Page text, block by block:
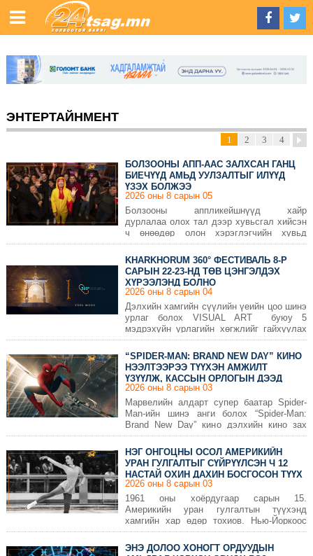
ЭНТЕРТАЙНМЕНТ
1 2 3 4
БОЛЗООНЫ АПП-ААС ЗАЛХСАН ГАНЦ
БИЕЧҮҮД АМЬД УУЛЗАЛТЫГ ИЛҮҮД
ҮЗЭХ БОЛЖЭЭ
2026 оны 8 сарын 05
Болзооны аппликейшнүүд хайр
дурлалаа олох тал дээр хувьсгал хийсэн
ч өнөөдөр олон хэрэглэгчийн хувьд
эсрэгээрээ сэтгэл зүйн дарамт,
ядаргааны эх үүсвэр болоод байна.
KHARKHORUM 360° ФЕСТИВАЛЬ 8-Р
САРЫН 22-23-НД ТӨВ ЦЭНГЭЛДЭХ
ХҮРЭЭЛЭНД БОЛНО
2026 оны 8 сарын 04
Дэлхийн хамгийн сүүлийн үеийн цоо шинэ
урлаг болох VISUAL ART буюу 5
мэдрэхүйн урлагийн хөгжлийг гайхуулах
дөрөв дэх KHARKHORUM 360° visual art &
music festival 2026 оны 8-р сарын 22-23-нд
Төв цэнгэлдэх хүрээлэнд болох нь ээ.
“SPIDER-MAN: BRAND NEW DAY” КИНО
НЭЭЛТЭЭРЭЭ ТҮҮХЭН АМЖИЛТ
ҮЗҮҮЛЖ, КАССЫН ОРЛОГЫН ДЭЭД
АМЖИЛТЫН АРД БИЧИГДЭЖ БАЙНА
2026 оны 8 сарын 03
Марвелийн алдарт супер баатар Spider-
Man-ийн шинэ анги болох “Spider-Man:
Brand New Day” кино дэлхийн кино зах
зээлд хүчтэй нээлт хийж, эхний
амралтын өдрүүдээрээ асар их орлого
олжээ.
НЭГ ОНГОЦНЫ ОСОЛ АМЕРИКИЙН
УРАН ГУЛГАЛТЫГ СҮЙРҮҮЛСЭН Ч 12
НАСТАЙ ОХИН ДАХИН БОСГОСОН ТҮҮХ
2026 оны 8 сарын 03
1961 оны хоёрдугаар сарын 15.
Америкийн уран гулгалтын түүхэнд
хамгийн хар өдөр тохиов. Нью-Йоркоос
Чехословакт болох дэлхийн аварга
шалгаруулах тэмцээнд оролцохоор нисэж
ЭНЭ ДОЛОО ХОНОГТ ОРДУУДЫН